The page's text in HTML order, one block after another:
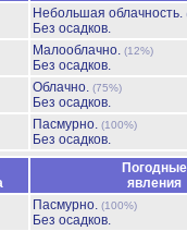
Небольшая облачность.
Без осадков.
Малооблачно. (12%)
Без осадков.
Облачно. (75%)
Без осадков.
Пасмурно. (100%)
Без осадков.
Погодные
явления
Пасмурно. (100%)
Без осадков.